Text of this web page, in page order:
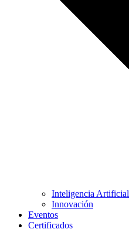
Inteligencia Artificial
Innovación
Eventos
Certificados